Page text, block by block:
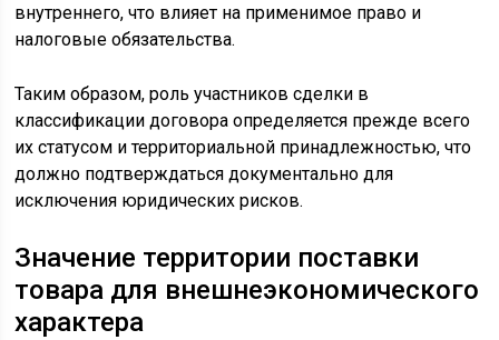
внутреннего, что влияет на применимое право и
налоговые обязательства.
Таким образом, роль участников сделки в
классификации договора определяется прежде всего
их статусом и территориальной принадлежностью, что
должно подтверждаться документально для
исключения юридических рисков.
Значение территории поставки
товара для внешнеэкономического
характера